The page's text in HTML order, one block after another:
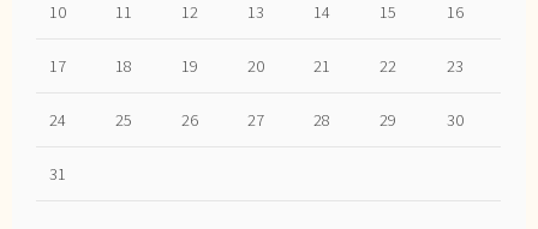
10 11 12 13 14 15 16
17 18 19 20 21 22 23
24 25 26 27 28 29 30
31